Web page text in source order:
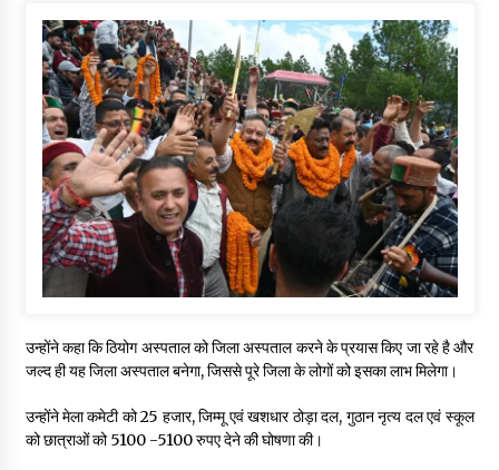
उन्होंने कहा कि ठियोग अस्पताल को जिला अस्पताल करने के प्रयास किए जा रहे है और
जल्द ही यह जिला अस्पताल बनेगा, जिससे पूरे जिला के लोगों को इसका लाभ मिलेगा।
उन्होंने मेला कमेटी को 25 हजार, जिम्मू एवं खशधार ठोड़ा दल, गुठान नृत्य दल एवं स्कूल
को छात्राओं को 5100 -5100 रुपए देने की घोषणा की।